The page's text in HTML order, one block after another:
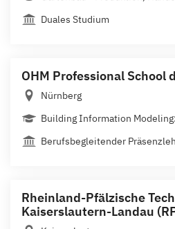
Duales Studium
OHM Professional School
Nürnberg
Building Information
Berufsbegleitender
Rheinland-Pfälzische
Kaiserslautern-Landau